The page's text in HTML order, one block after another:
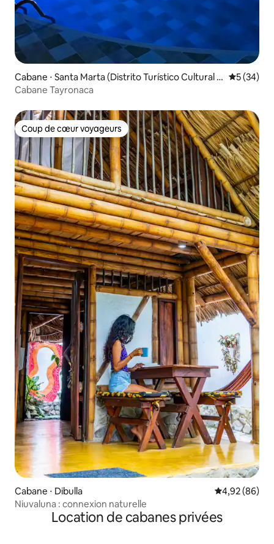
Cabane ⋅ Santa Marta (Distrito Turístico Cultural E
Histórico)
5 (34)
Cabane Tayronaca
Coup de cœur voyageurs
Coup de cœur voyageurs
Cabane ⋅ Dibulla Évaluation
4,92 (86)
Niuvaluna : connexion naturelle
Location de cabanes privées